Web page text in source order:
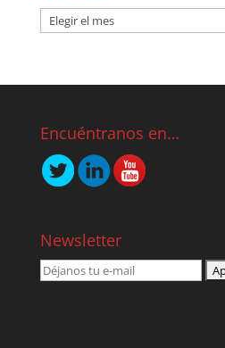
Encuéntranos en…
Newsletter